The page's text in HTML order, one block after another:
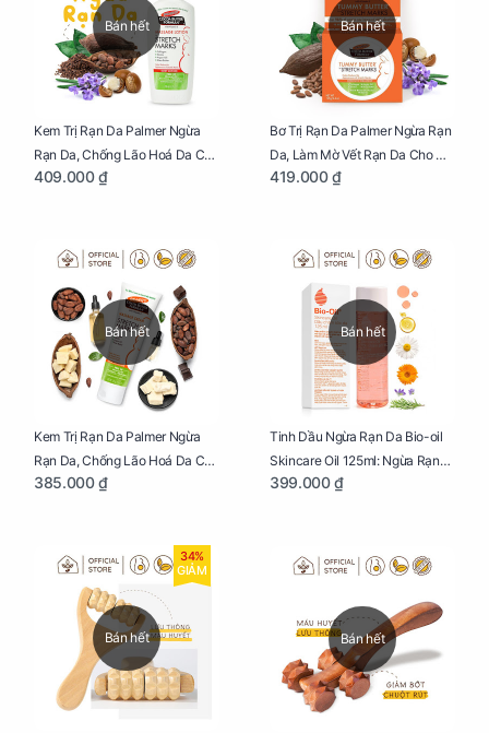
Bán hết
Kem Trị Rạn Da Palmer Ngừa
Rạn Da, Chống Lão Hoá Da Cho
Mẹ Bầu Chai 250ml
409.000 ₫
Bán hết
Bơ Trị Rạn Da Palmer Ngừa Rạn
Da, Làm Mờ Vết Rạn Da Cho Mẹ
Bầu Hũ 125g
419.000 ₫
Bán hết
Kem Trị Rạn Da Palmer Ngừa
Rạn Da, Chống Lão Hoá Da Cho
Mẹ Bầu Tuýp 125g
385.000 ₫
Bán hết
Tinh Dầu Ngừa Rạn Da Bio-oil
Skincare Oil 125ml: Ngừa Rạn
Da, Chăm Sóc Da Toàn Diện
399.000 ₫
Bán hết
34%
GIẢM
Bán hết